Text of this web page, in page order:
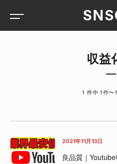
収益
1 件中 1件〜
2021年11月13日
良品質｜